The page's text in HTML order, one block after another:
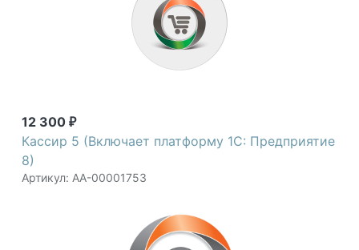
12 300 ₽
Кассир 5 (Включает платформу 1C: Предприятие
8)
Артикул: АА-00001753